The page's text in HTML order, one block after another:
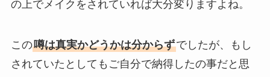
の上でメイクをされていれば大分変りますよね。
この噂は真実かどうかは分からずでしたが、もし
されていたとしてもご自分で納得したの事だと思